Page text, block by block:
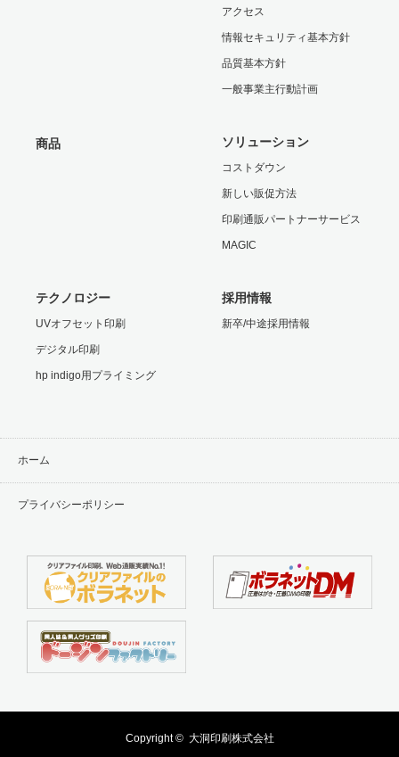
アクセス
情報セキュリティ基本方針
品質基本方針
一般事業主行動計画
商品 ソリューション
コストダウン
新しい販促方法
印刷通販パートナーサービス
MAGIC
テクノロジー
UVオフセット印刷
デジタル印刷
hp indigo用プライミング
採用情報
新卒/中途採用情報
ホーム
プライバシーポリシー
Copyright © 大洞印刷株式会社